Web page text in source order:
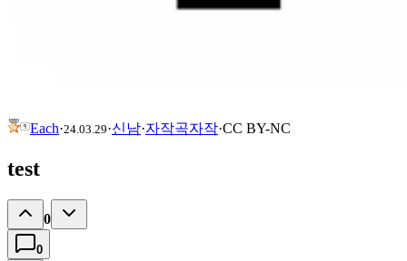
Each·24.03.29·신남·자작곡자작·CC BY-NC
test
0
0